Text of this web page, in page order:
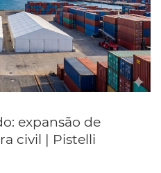
expansão de
civil | Pistelli